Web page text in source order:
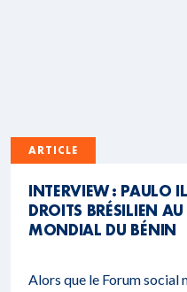
ARTICLE
INTERVIEW : PAULO
DROITS BRÉSILIEN
MONDIAL DU BÉNIN
Alors que le Forum social